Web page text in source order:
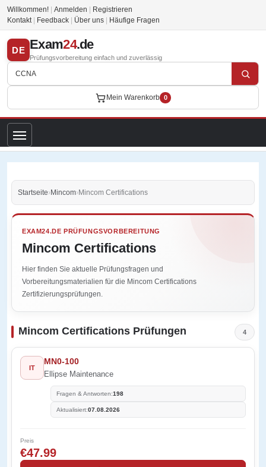
Willkommen! Anmelden
Registrieren
Kontakt
Feedback Über uns Häufige Fragen
DE Exam24.de
Prüfungsvorbereitung einfach und zuverlässig
Mein Warenkorb 0
Startseite›Mincom›Mincom Certifications
EXAM24.DE PRÜFUNGSVORBEREITUNG
Mincom Certifications
Hier finden Sie aktuelle Prüfungsfragen und
Vorbereitungsmaterialien für die Mincom Certifications
Zertifizierungsprüfungen.
Mincom Certifications Prüfungen 4
IT
MN0-100
Ellipse Maintenance
Fragen & Antworten:198
Aktualisiert:07.08.2026
Preis
€47.99